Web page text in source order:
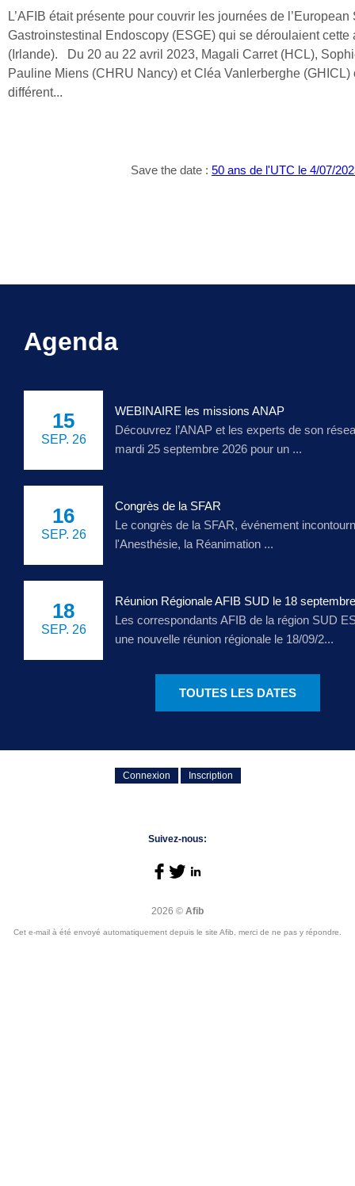
L’AFIB était présente pour couvrir les journées de l’European
Gastroinstestinal Endoscopy (ESGE) qui se déroulaient cette
(Irlande). Du 20 au 22 avril 2023, Magali Carret (HCL),
Pauline Miens (CHRU Nancy) et Cléa Vanlerberghe (GHICL)
différent...
Save the date : 50 ans de l'UTC le 4/07/
Agenda
15
SEP. 26
WEBINAIRE les missions ANAP
Découvrez l’ANAP et les experts de son
mardi 25 septembre 2026 pour un ...
16
SEP. 26
Congrès de la SFAR
Le congrès de la SFAR, événement
l'Anesthésie, la Réanimation ...
18
SEP. 26
Réunion Régionale AFIB SUD le 18
Les correspondants AFIB de la région SUD
une nouvelle réunion régionale le 18/09/2...
TOUTES LES DATES
Connexion Inscription
Suivez-nous:
2026 © Afib
Cet e-mail à été envoyé automatiquement depuis le site Afib, merci de ne pas y répondre.